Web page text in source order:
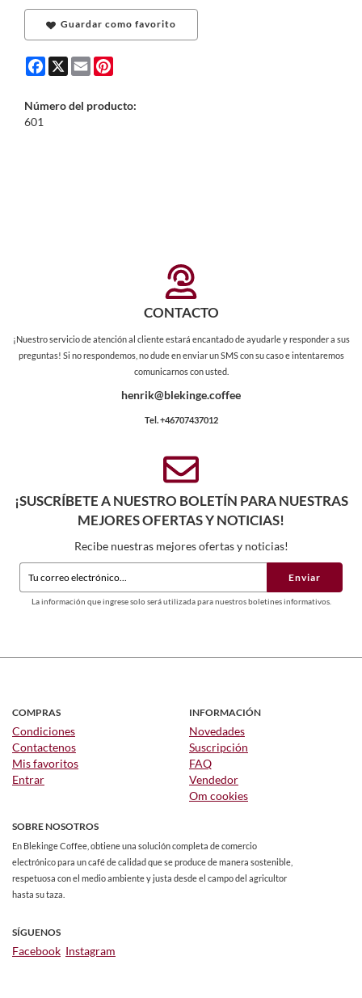
Guardar como favorito
Facebook
X Email
Número del producto:
601
CONTACTO
¡Nuestro servicio de atención al cliente estará encantado de ayudarle y responder a sus
preguntas! Si no respondemos, no dude en enviar un SMS con su caso e intentaremos
comunicarnos con usted.
henrik@blekinge.coffee
Tel. +46707437012
¡SUSCRÍBETE A NUESTRO BOLETÍN PARA NUESTRAS
MEJORES OFERTAS Y NOTICIAS!
Recibe nuestras mejores ofertas y noticias!
Enviar
La información que ingrese solo será utilizada para nuestros boletines informativos.
COMPRAS
Condiciones
Contactenos
Mis favoritos
Entrar
INFORMACIÓN
Novedades
Suscripción
FAQ
Vendedor
Om cookies
SOBRE NOSOTROS
En Blekinge Coffee, obtiene una solución completa de comercio
electrónico para un café de calidad que se produce de manera sostenible,
respetuosa con el medio ambiente y justa desde el campo del agricultor
hasta su taza.
SÍGUENOS
Facebook Instagram